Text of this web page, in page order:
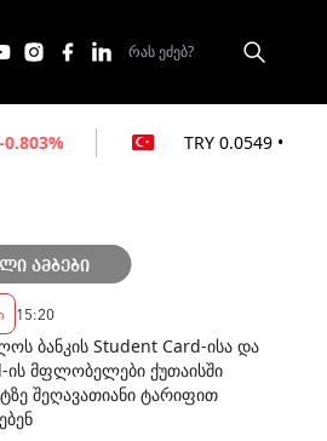
TRY 0.0549 -0.364%
ამბები
15:20
ბანკის Student Card-ისა და
ის მფლობელები ქუთაისში
შეღავათიანი ტარიფით